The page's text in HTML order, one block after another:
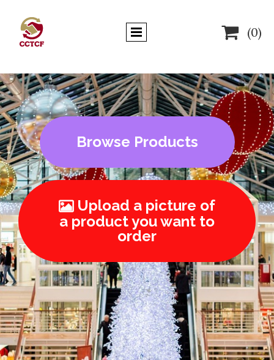
 (0)
Browse Products
Upload a picture of
a product you want to
order